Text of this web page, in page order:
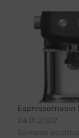
Espressomasin
24.01.2022
Sarnane